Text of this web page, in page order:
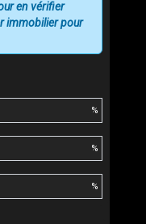
%
%
%
en vérifier
immobilier pour